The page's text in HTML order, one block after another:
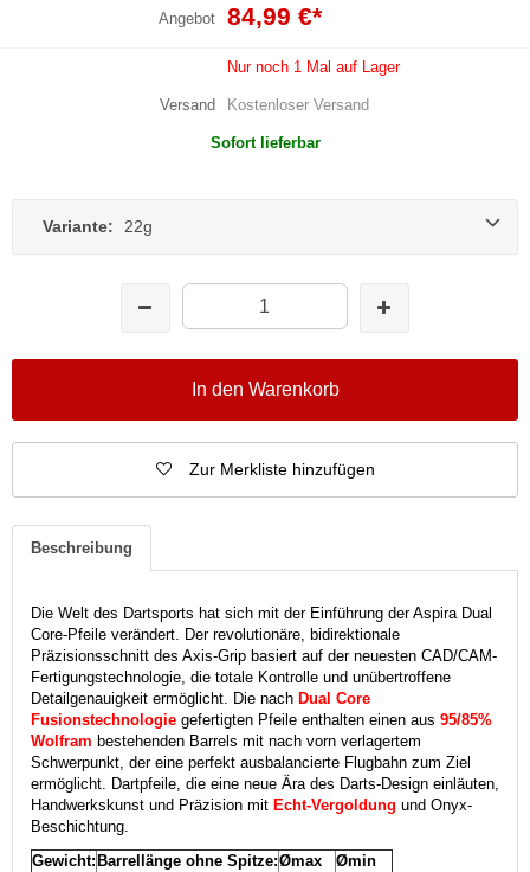
Angebot 84,99 €*
Nur noch 1 Mal auf Lager
Versand Kostenloser Versand
Sofort lieferbar
Variante: 22g
In den Warenkorb
Zur Merkliste hinzufügen
Beschreibung
Die Welt des Dartsports hat sich mit der Einführung der Aspira Dual
Core-Pfeile verändert. Der revolutionäre, bidirektionale
Präzisionsschnitt des Axis-Grip basiert auf der neuesten CAD/CAM-
Fertigungstechnologie, die totale Kontrolle und unübertroffene
Detailgenauigkeit ermöglicht. Die nach Dual Core
Fusionstechnologie gefertigten Pfeile enthalten einen aus 95/85%
Wolfram bestehenden Barrels mit nach vorn verlagertem
Schwerpunkt, der eine perfekt ausbalancierte Flugbahn zum Ziel
ermöglicht. Dartpfeile, die eine neue Ära des Darts-Design einläuten,
Handwerkskunst und Präzision mit Echt-Vergoldung und Onyx-
Beschichtung.
Gewicht:Barrellänge ohne Spitze:Ømax
Ømin